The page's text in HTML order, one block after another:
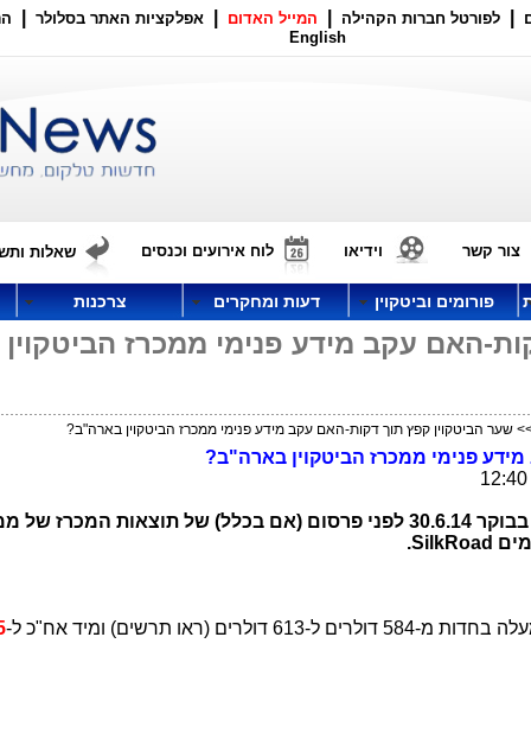
לפורטל חברות הקהילה המייל האדום אפלקציות האתר בסלולר
English
צור קשר וידיאו לוח אירועים וכנסים שאלות
פורומים וביטקוין דעות ומחקרים צרכנות
האם עקב מידע פנימי ממכרז הביטקוין
שער הביטקוין קפץ תוך דקות-האם עקב מידע פנימי ממכרז הביטקוין בארה"ב?
פנימי ממכרז הביטקוין בארה"ב?
4 סיבות לקפיצה המהירה של הביטקוין בבוקר 30.6.14 לפני פרסום (אם בכלל) של תוצאות
SilkRoad
.
ל-613 דולרים (ראו תרשים) ומיד אח"כ ל-